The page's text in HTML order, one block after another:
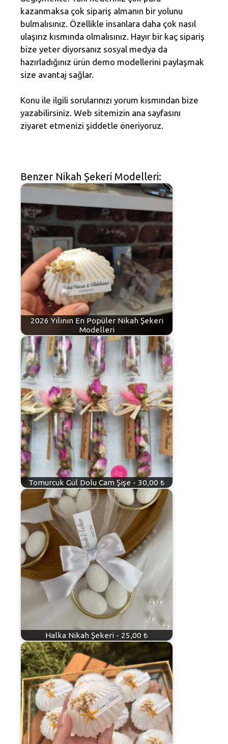
kazanmaksa çok sipariş almanın bir yolunu
bulmalısınız. Özellikle insanlara daha çok nasıl
ulaşırız kısmında olmalısınız. Hayır bir kaç sipariş
bize yeter diyorsanız sosyal medya da
hazırladığınız ürün demo modellerini paylaşmak
size avantaj sağlar.
Konu ile ilgili sorularınızı yorum kısmından bize
yazabilirsiniz. Web sitemizin ana sayfasını
ziyaret etmenizi şiddetle öneriyoruz.
Benzer Nikah Şekeri Modelleri:
2026 Yılının En Popüler Nikah Şekeri
Modelleri
Tomurcuk Gül Dolu Cam Şişe - 30,00 ₺
Halka Nikah Şekeri - 25,00 ₺